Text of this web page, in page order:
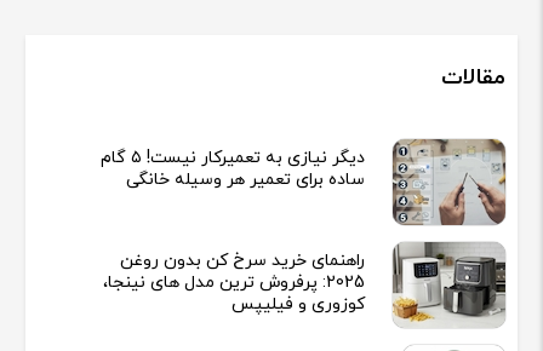
مقالات
دیگر نیازی به تعمیرکار نیست! ۵ گام
ساده برای تعمیر هر وسیله خانگی
راهنمای خرید سرخ کن بدون روغن
2025: پرفروش ترین مدل های نینجا،
کوزوری و فیلیپس